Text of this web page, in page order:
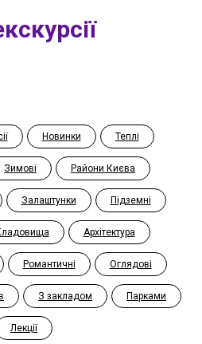
Новинки Теплі
Зимові Райони Києва
Залаштунки Підземні
Архітектура
Романтичні Оглядові
З закладом Парками
Лекції